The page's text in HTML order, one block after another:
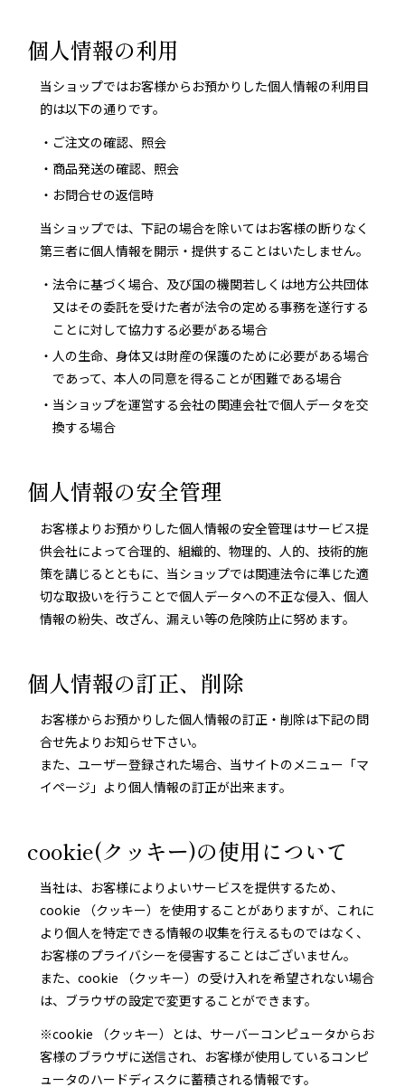
金月そばについて
オンライン販売商品
個人情報の利用
当ショップではお客様からお預かりした個人情報の利用目
的は以下の通りです。
・ご注文の確認、照会
・商品発送の確認、照会
・お問合せの返信時
当ショップでは、下記の場合を除いてはお客様の断りなく
第三者に個人情報を開示・提供することはいたしません。
・法令に基づく場合、及び国の機関若しくは地方公共団体
又はその委託を受けた者が法令の定める事務を遂行する
ことに対して協力する必要がある場合
・人の生命、身体又は財産の保護のために必要がある場合
であって、本人の同意を得ることが困難である場合
・当ショップを運営する会社の関連会社で個人データを交
換する場合
個人情報の安全管理
お客様よりお預かりした個人情報の安全管理はサービス提
供会社によって合理的、組織的、物理的、人的、技術的施
策を講じるとともに、当ショップでは関連法令に準じた適
切な取扱いを行うことで個人データへの不正な侵入、個人
情報の紛失、改ざん、漏えい等の危険防止に努めます。
個人情報の訂正、削除
お客様からお預かりした個人情報の訂正・削除は下記の問
合せ先よりお知らせ下さい。
また、ユーザー登録された場合、当サイトのメニュー「マ
イページ」より個人情報の訂正が出来ます。
cookie(クッキー)の使用について
当社は、お客様によりよいサービスを提供するため、
cookie （クッキー）を使用することがありますが、これに
より個人を特定できる情報の収集を行えるものではなく、
お客様のプライバシーを侵害することはございません。
また、cookie （クッキー）の受け入れを希望されない場合
は、ブラウザの設定で変更することができます。
※cookie （クッキー）とは、サーバーコンピュータからお
客様のブラウザに送信され、お客様が使用しているコンピ
ュータのハードディスクに蓄積される情報です。